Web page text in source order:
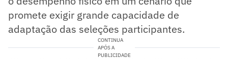
promete exigir grande capacidade de
adaptação das seleções participantes.
CONTINUA
APÓS A
PUBLICIDADE